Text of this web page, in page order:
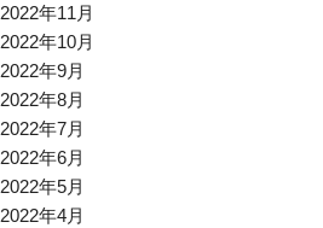
2022年11月
2022年10月
2022年9月
2022年8月
2022年7月
2022年6月
2022年5月
2022年4月